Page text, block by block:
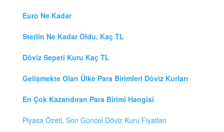
Euro Ne Kadar
Sterlin Ne Kadar Oldu, Kaç TL
Döviz Sepeti Kuru Kaç TL
Gelişmekte Olan Ülke Para Birimleri Döviz Kurları
En Çok Kazandıran Para Birimi Hangisi
Piyasa Özeti, Son Güncel Döviz Kuru Fiyatları